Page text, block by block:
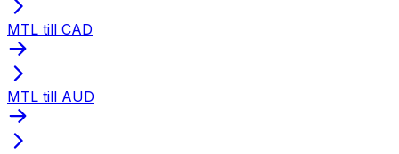
MTL till CAD
MTL till AUD